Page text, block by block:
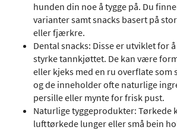
hunden din noe å tygge på. Du
varianter samt snacks basert på
eller fjærkre.
Dental snacks: Disse er utviklet for
styrke tannkjøttet. De kan være
eller kjeks med en ru overflate som
og de inneholder ofte naturlige
persille eller mynte for frisk pust.
Naturlige tyggeprodukter: Tørkede
lufttørkede lunger eller små bein